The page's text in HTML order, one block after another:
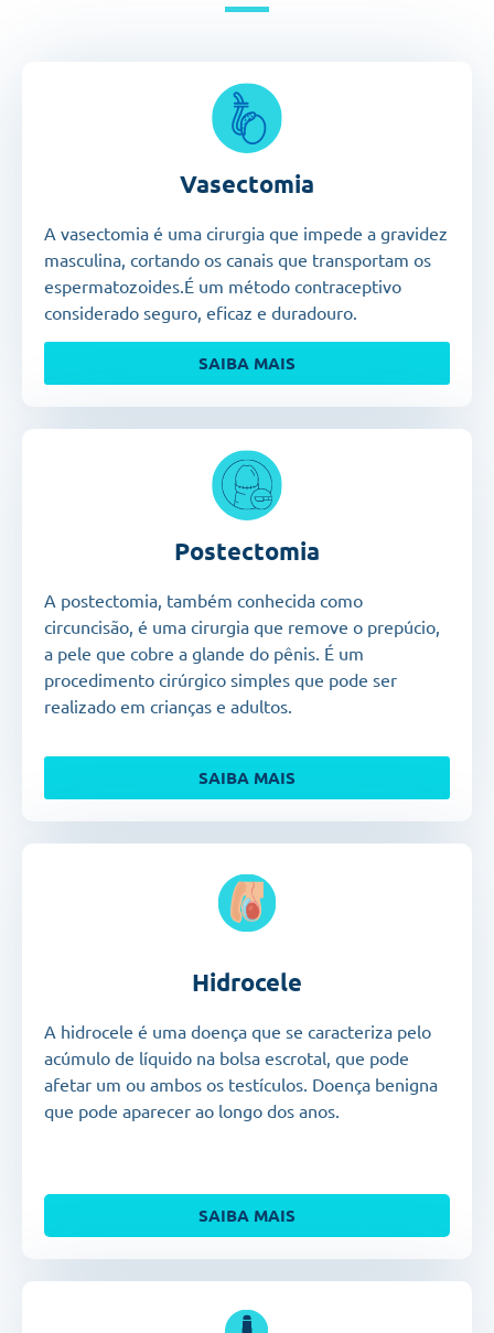
Vasectomia
A vasectomia é uma cirurgia que impede a gravidez
masculina, cortando os canais que transportam os
espermatozoides.É um método contraceptivo
considerado seguro, eficaz e duradouro.
SAIBA MAIS
Postectomia
A postectomia, também conhecida como
circuncisão, é uma cirurgia que remove o prepúcio,
a pele que cobre a glande do pênis. É um
procedimento cirúrgico simples que pode ser
realizado em crianças e adultos.
SAIBA MAIS
Hidrocele
A hidrocele é uma doença que se caracteriza pelo
acúmulo de líquido na bolsa escrotal, que pode
afetar um ou ambos os testículos. Doença benigna
que pode aparecer ao longo dos anos.
SAIBA MAIS